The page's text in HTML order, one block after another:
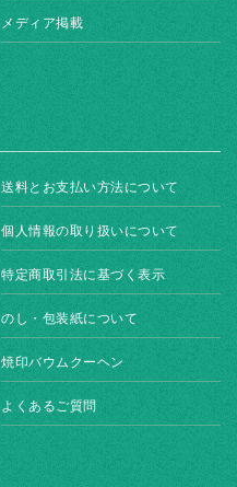
メディア掲載
送料とお支払い方法について
個人情報の取り扱いについて
特定商取引法に基づく表示
のし・包装紙について
焼印バウムクーヘン
よくあるご質問